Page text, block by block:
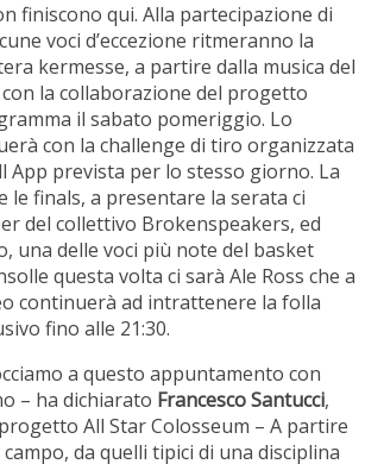
finiscono qui. Alla partecipazione di
voci d’eccezione ritmeranno la
kermesse, a partire dalla musica del
la collaborazione del progetto
il sabato pomeriggio. Lo
con la challenge di tiro organizzata
App prevista per lo stesso giorno. La
le finals, a presentare la serata ci
del collettivo Brokenspeakers, ed
una delle voci più note del basket
questa volta ci sarà Ale Ross che a
continuerà ad intrattenere la folla
fino alle 21:30.
a questo appuntamento con
– ha dichiarato Francesco Santucci,
All Star Colosseum – A partire
da quelli tipici di una disciplina